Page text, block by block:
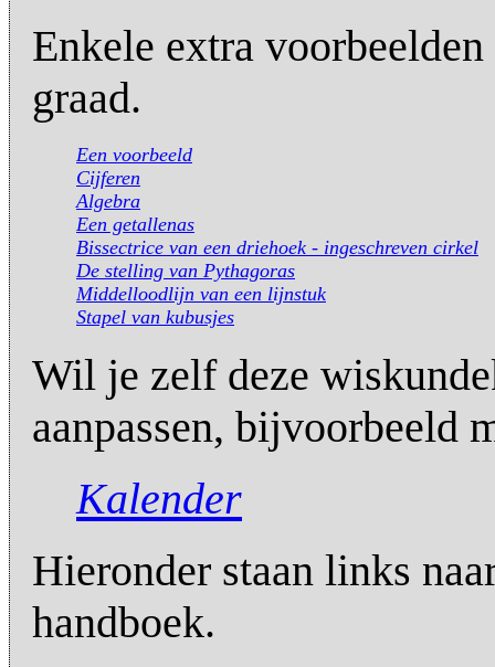
Enkele extra
graad.
Een voorbeeld
Cijferen
Algebra
Een getallenas
Bissectrice van een driehoek - ingeschreven cirkel
De stelling van Pythagoras
Middelloodlijn van een lijnstuk
Stapel van kubusjes
Wil je zelf deze
aanpassen, bijvoorbeeld
Kalender
Hieronder staan links
handboek.